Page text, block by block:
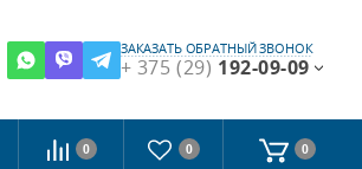
ЗАКАЗАТЬ ОБРАТНЫЙ ЗВОНОК
+ 375 (29) 192-09-09
0 0 0